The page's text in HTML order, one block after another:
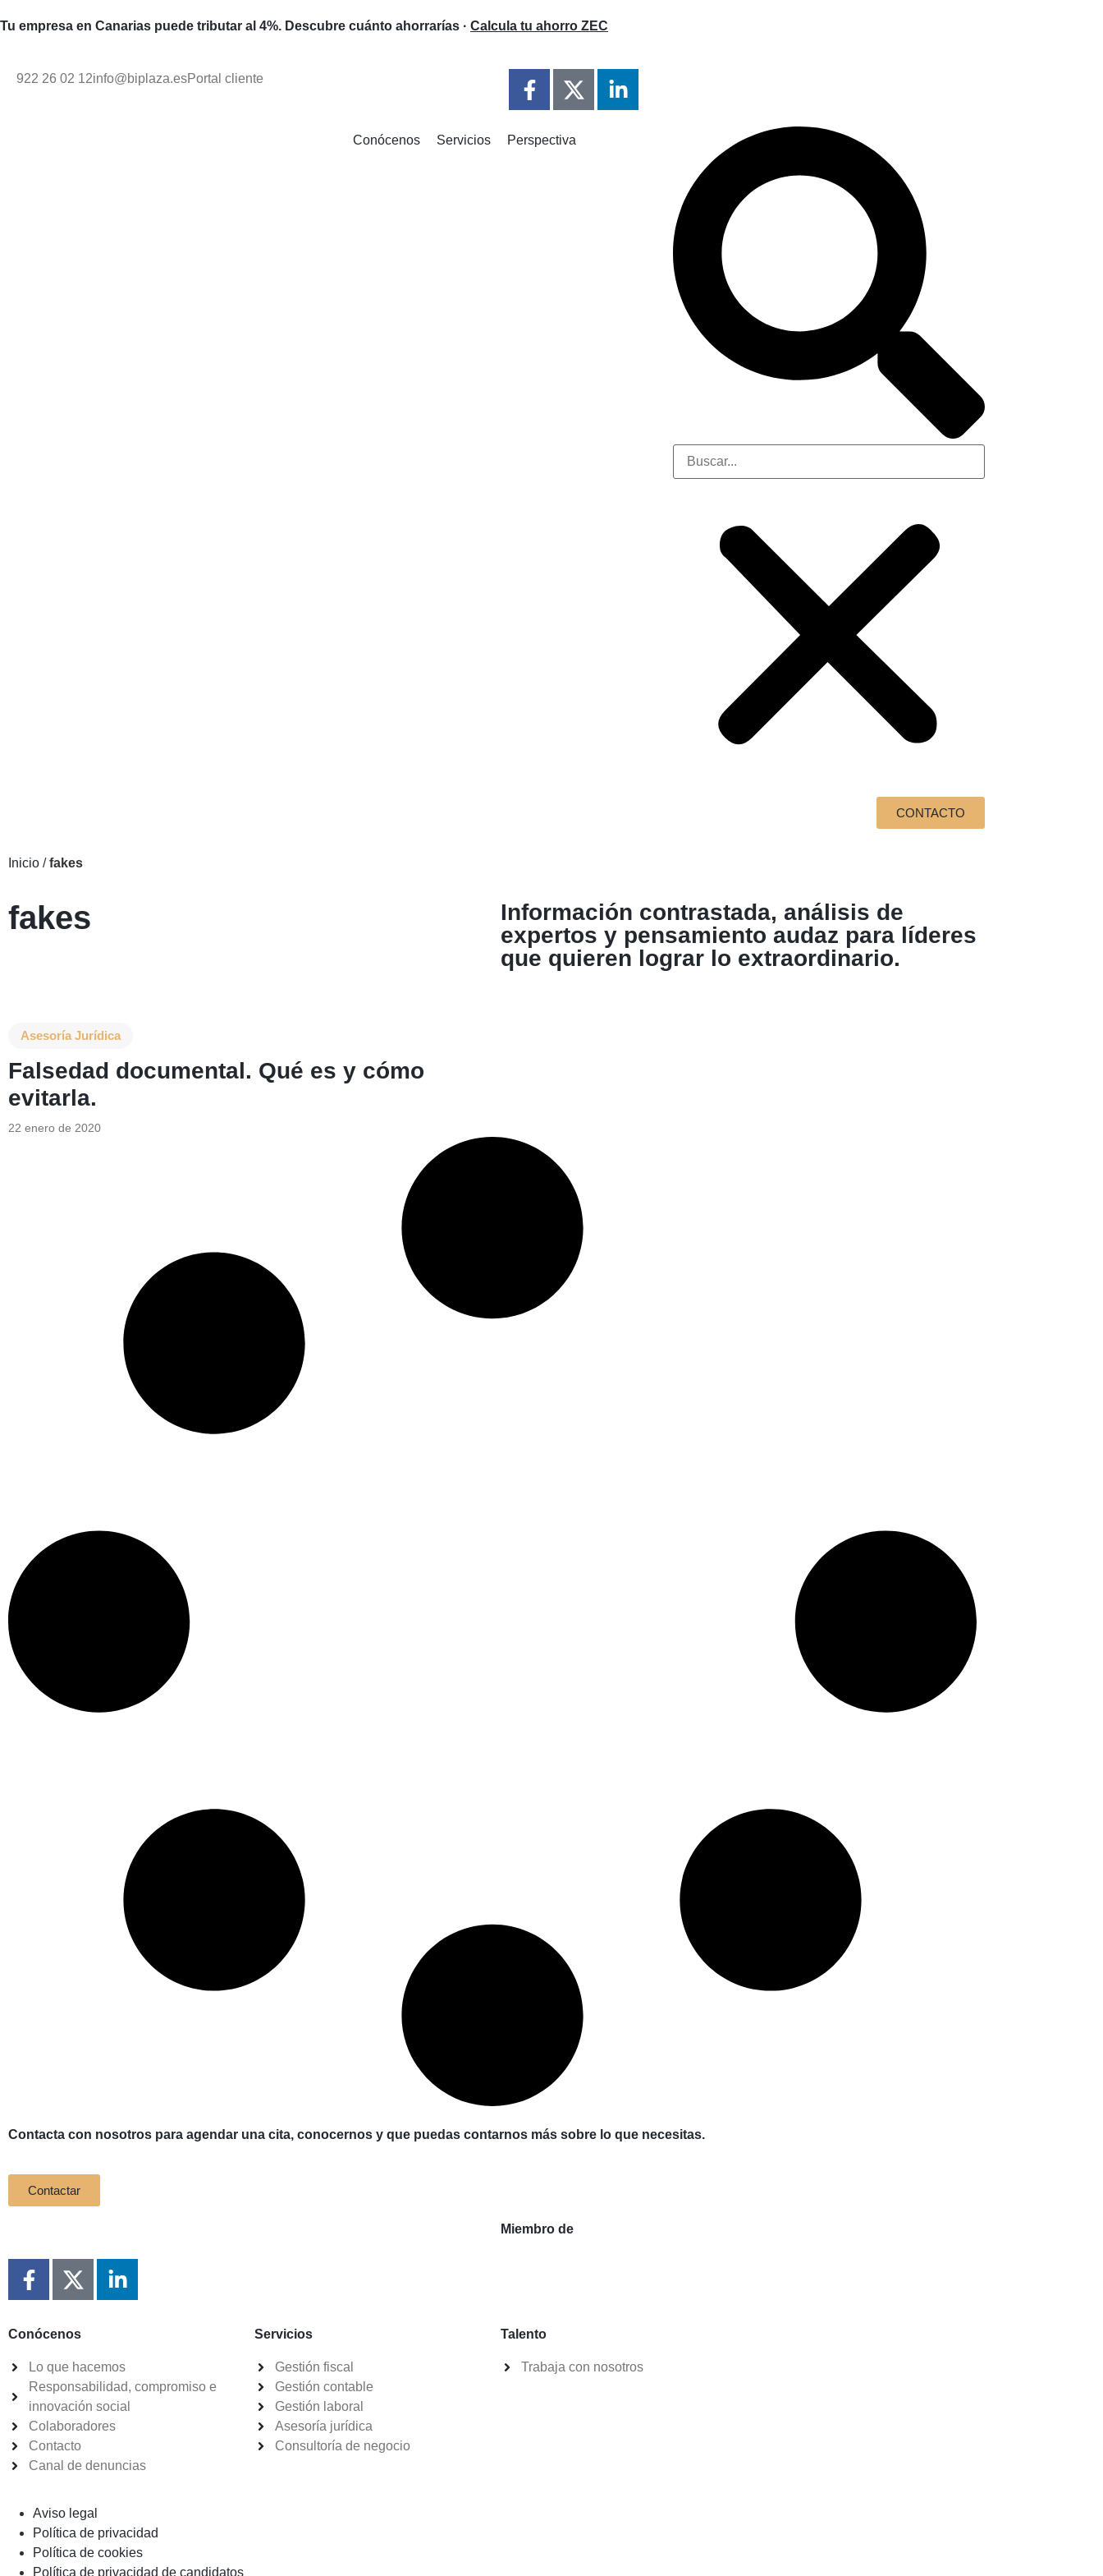
Tu empresa en Canarias puede tributar al 4%. Descubre cuánto ahorrarías · Calcula tu ahorro ZEC
922 26 02 12info@biplaza.esPortal cliente
Conócenos Servicios Perspectiva
CONTACTO
Inicio /fakes
fakes
Información contrastada, análisis de
expertos y pensamiento audaz para líderes
que quieren lograr lo extraordinario.
Asesoría Jurídica
Falsedad documental. Qué es y cómo
evitarla.
22 enero de 2020
Contacta con nosotros para agendar una cita, conocernos y que puedas contarnos más sobre lo que necesitas.
Contactar
Miembro de
Conócenos
Lo que hacemos
Responsabilidad, compromiso e
innovación social
Colaboradores
Contacto
Canal de denuncias
Servicios
Gestión fiscal
Gestión contable
Gestión laboral
Asesoría jurídica
Consultoría de negocio
Talento
Trabaja con nosotros
Aviso legal
Política de privacidad
Política de cookies
Política de privacidad de candidatos